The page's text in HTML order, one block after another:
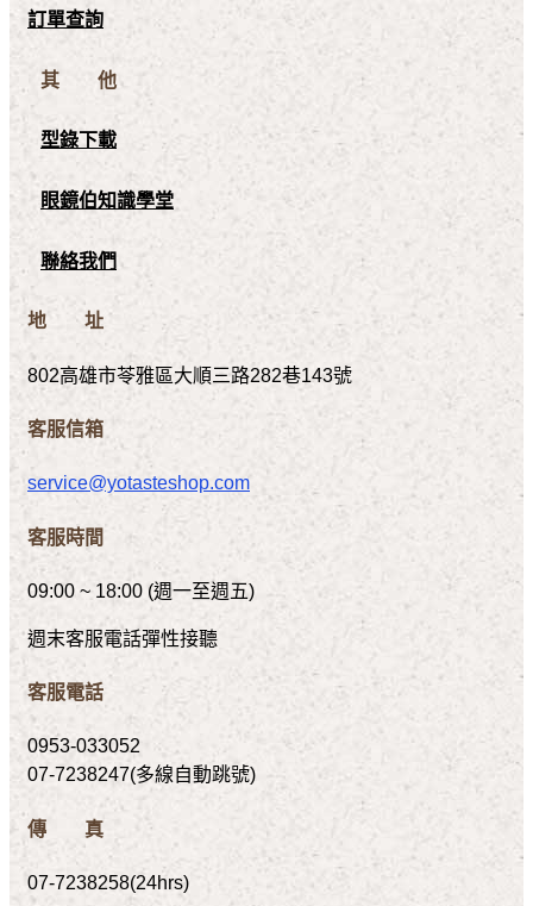
訂單查詢
其 他
型錄下載
眼鏡伯知識學堂
聯絡我們
地 址
802高雄市苓雅區大順三路282巷143號
客服信箱
service@yotasteshop.com
客服時間
09:00 ~ 18:00 (週一至週五)
週末客服電話彈性接聽
客服電話
0953-033052
07-7238247(多線自動跳號)
傳 真
07-7238258(24hrs)